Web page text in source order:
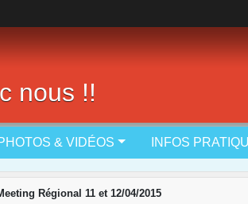
nous !!
& VIDÉOS INFOS
Régional 11 et 12/04/2015